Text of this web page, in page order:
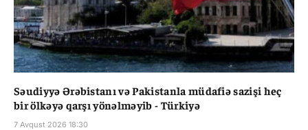
Səudiyyə Ərəbistanı və Pakistanla müdafiə sazişi heç
bir ölkəyə qarşı yönəlməyib - Türkiyə
7 Avqust 2026 18:30